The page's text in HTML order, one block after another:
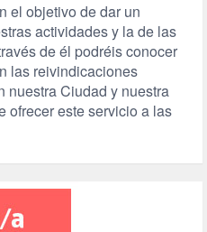
el objetivo de dar un
actividades y la de las
de él podréis conocer
las reivindicaciones
nuestra Ciudad y nuestra
ofrecer este servicio a las